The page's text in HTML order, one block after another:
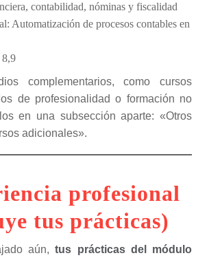
contabilidad, nóminas y fiscalidad
Automatización de procesos contables en
8,9
complementarios, como cursos
de profesionalidad o formación no
en una subsección aparte: «Otros
adicionales».
profesional
tus prácticas)
aún,tus prácticas del módulo